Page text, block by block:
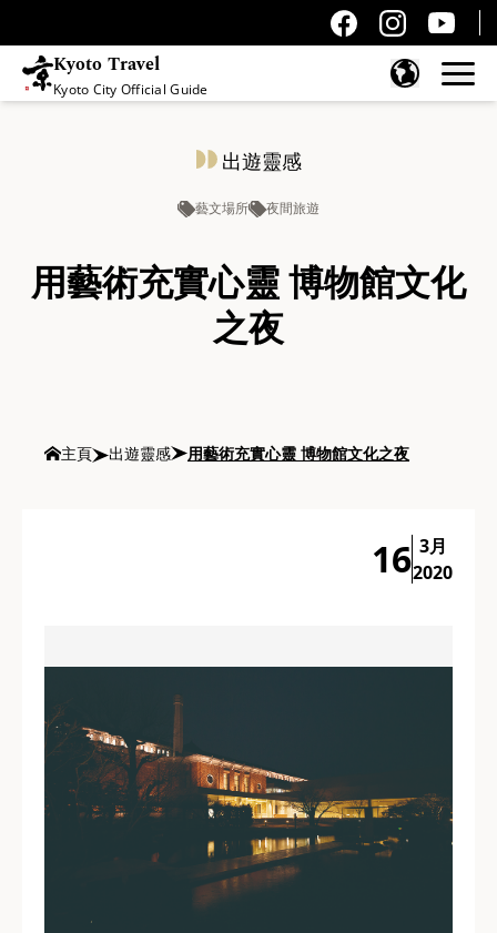
Kyoto Travel
Kyoto City Official Guide
出遊靈感
藝文場所 夜間旅遊
用藝術充實心靈 博物館文化
之夜
主頁 出遊靈感 用藝術充實心靈 博物館文化之夜
16 3月
2020